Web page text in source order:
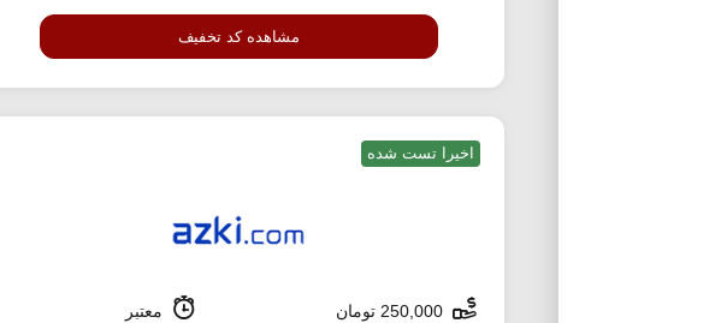
مشاهده کد تخفیف
معتبر
اخیرا تست شده